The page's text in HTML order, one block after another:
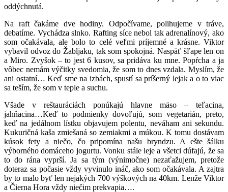
oddýchnutá.
Na raft čakáme dve hodiny. Odpočívame, polihujeme v tráve,
debatíme. Vychádza slnko. Rafting síce nebol tak adrenalínový, ako
som očakávala, ale bolo to celé veľmi príjemné a krásne. Viktor
vybavil odvoz do Žabljaku, tak som spokojná. Naspäť šľape len on
a Miro. Zvyšok – to jest 6 kusov, sa pridáva ku mne. Popŕcha a ja
vôbec nemám výčitky svedomia, že som to dnes vzdala. Myslím, že
ani ostatní… Keď sme na izbách, spustí sa príšerný lejak a o to viac
sa teším, že som v teple a suchu.
Všade v reštauráciách ponúkajú hlavne mäso – teľacina,
jahňacina…Keď to podmienky dovoľujú, som vegetarián, preto,
keď na jedálnom lístku objavujem polentu, neváham ani sekundu.
Kukuričná kaša zmiešaná so zemiakmi a múkou. K tomu dostávam
kúsok fety a niečo, čo pripomína našu bryndzu. A ešte šálku
výborného domáceho jogurtu. Vonku stále leje a všetci dúfajú, že sa
to do rána vyprší. Ja sa tým (výnimočne) nezaťažujem, pretože
doteraz sa počasie vždy vyvinulo ináč, ako som očakávala. A zajtra
by to malo byť len nejakých 700 výškových na 40km. Lenže Viktor
a Čierna Hora vždy niečim prekvapia….